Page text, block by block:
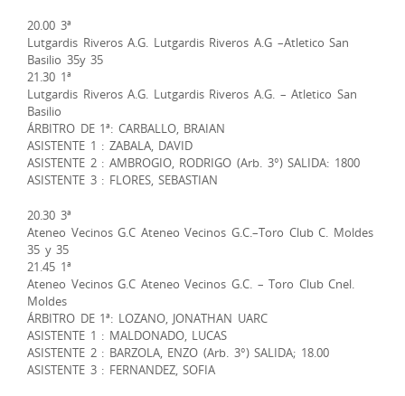
20.00 3ª
Lutgardis Riveros A.G. Lutgardis Riveros A.G –Atletico San
Basilio 35y 35
21.30 1ª
Lutgardis Riveros A.G. Lutgardis Riveros A.G. – Atletico San
Basilio
ÁRBITRO DE 1ª: CARBALLO, BRAIAN
ASISTENTE 1 : ZABALA, DAVID
ASISTENTE 2 : AMBROGIO, RODRIGO (Arb. 3°) SALIDA: 1800
ASISTENTE 3 : FLORES, SEBASTIAN
20.30 3ª
Ateneo Vecinos G.C Ateneo Vecinos G.C.–Toro Club C. Moldes
35 y 35
21.45 1ª
Ateneo Vecinos G.C Ateneo Vecinos G.C. – Toro Club Cnel.
Moldes
ÁRBITRO DE 1ª: LOZANO, JONATHAN UARC
ASISTENTE 1 : MALDONADO, LUCAS
ASISTENTE 2 : BARZOLA, ENZO (Arb. 3°) SALIDA; 18.00
ASISTENTE 3 : FERNANDEZ, SOFIA